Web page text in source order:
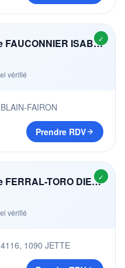
✓
Kinésithérapeute FAUCONNIER ISABELLE
vérifié
FAIRON
Prendre RDV
✓
Kinésithérapeute FERRAL-TORO DIEGO
vérifié
, 1090 JETTE